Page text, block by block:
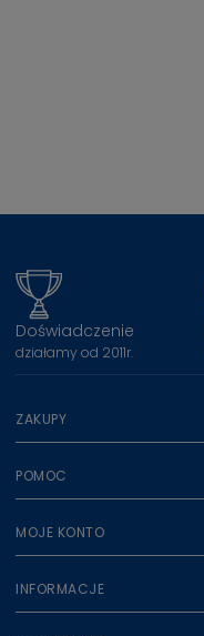
Doświadczenie
działamy od 2011r.
ZAKUPY
POMOC
MOJE KONTO
INFORMACJE